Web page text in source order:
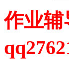
作业辅